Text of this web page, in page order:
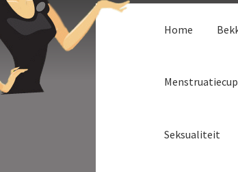
navigatie
inhoud
Home
Seksualiteit